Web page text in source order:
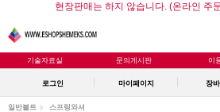
현장판매는 하지 않습니다. (온라인 주
기술자료실 문의게시판 이
로그인 마이페이지 장
일반볼트 스프링와셔